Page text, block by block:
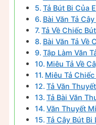
Tả Bút Bi Của
Bài Văn Tả
Tả Về Chiếc
Bài Văn Tả Về
Tập Làm Văn
Miêu Tả Về
Miêu Tả
Tả Văn
Tả Bài Văn
Văn Thuyết
Tả Cây Bút Bi